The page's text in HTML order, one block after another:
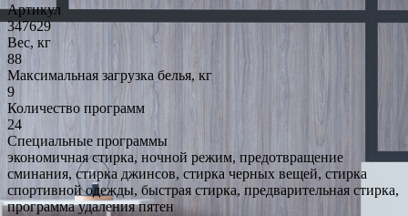
Артикул
347629
Вес, кг
88
Максимальная загрузка белья, кг
9
Количество программ
24
Специальные программы
экономичная стирка, ночной режим, предотвращение
сминания, стирка джинсов, стирка черных вещей, стирка
спортивной одежды, быстрая стирка, предварительная стирка,
программа удаления пятен